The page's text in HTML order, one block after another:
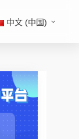
中文 (中国)